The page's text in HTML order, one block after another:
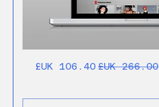
سعر عادي سعر البيع